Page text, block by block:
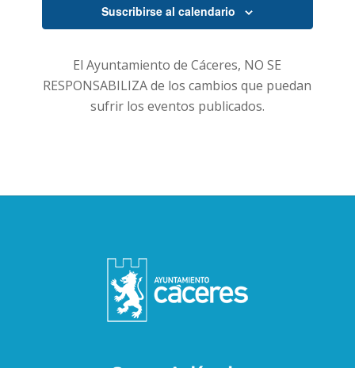
Suscribirse al calendario
El Ayuntamiento de Cáceres, NO SE
RESPONSABILIZA de los cambios que puedan
sufrir los eventos publicados.